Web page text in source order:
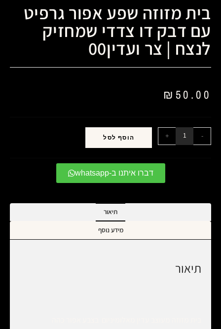
בית מזוזה שפע אפור גרפיט
עם דבק דו צדדי שמחזיק
לנצח | צר ועדין00
₪ 50.00
-
+ הוסף לסל
דברו איתנו ב-whatsapp
תיאור
מידע נוסף
תיאור